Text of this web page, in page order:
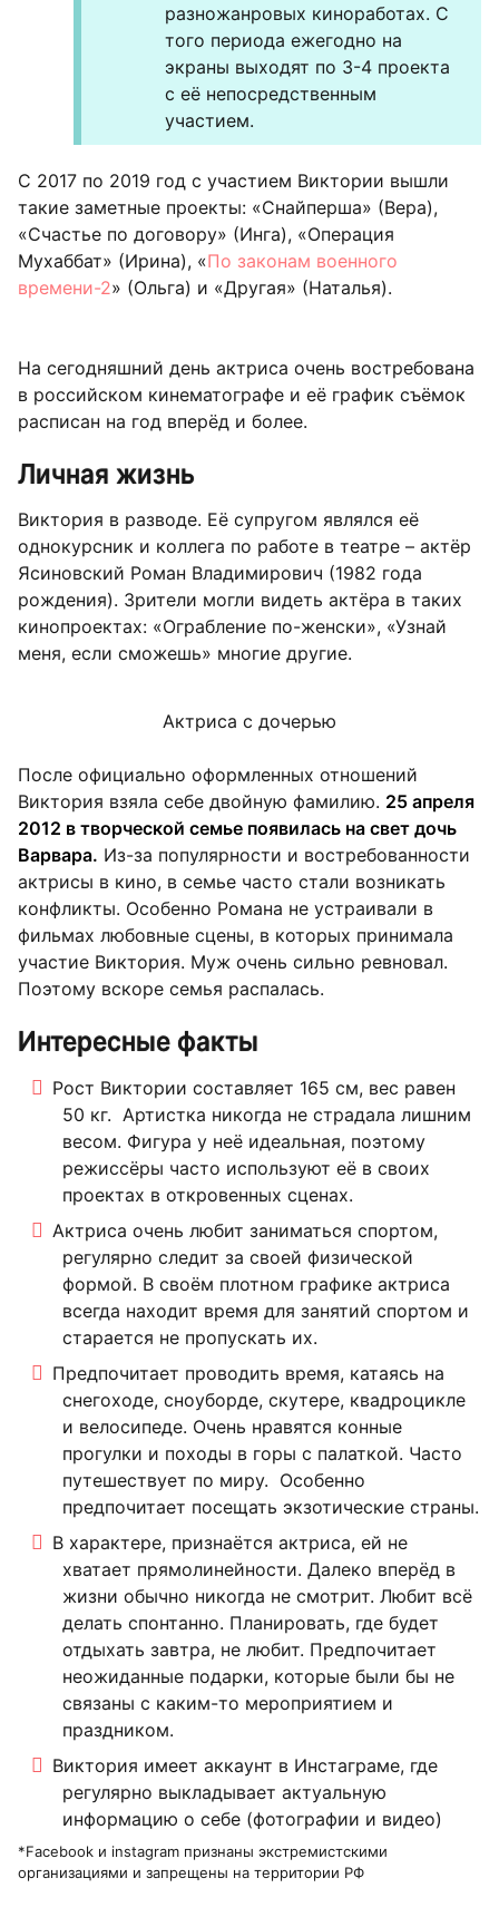
разножанровых киноработах. С
того периода ежегодно на
экраны выходят по 3-4 проекта
с её непосредственным
участием.
С 2017 по 2019 год с участием Виктории вышли
такие заметные проекты: «Снайперша» (Вера),
«Счастье по договору» (Инга), «Операция
Мухаббат» (Ирина), «По законам военного
времени-2» (Ольга) и «Другая» (Наталья).
На сегодняшний день актриса очень востребована
в российском кинематографе и её график съёмок
расписан на год вперёд и более.
Личная жизнь
Виктория в разводе. Её супругом являлся её
однокурсник и коллега по работе в театре – актёр
Ясиновский Роман Владимирович (1982 года
рождения). Зрители могли видеть актёра в таких
кинопроектах: «Ограбление по-женски», «Узнай
меня, если сможешь» многие другие.
Актриса с дочерью
После официально оформленных отношений
Виктория взяла себе двойную фамилию. 25 апреля
2012 в творческой семье появилась на свет дочь
Варвара. Из-за популярности и востребованности
актрисы в кино, в семье часто стали возникать
конфликты. Особенно Романа не устраивали в
фильмах любовные сцены, в которых принимала
участие Виктория. Муж очень сильно ревновал.
Поэтому вскоре семья распалась.
Интересные факты
Рост Виктории составляет 165 см, вес равен
50 кг. Артистка никогда не страдала лишним
весом. Фигура у неё идеальная, поэтому
режиссёры часто используют её в своих
проектах в откровенных сценах.
Актриса очень любит заниматься спортом,
регулярно следит за своей физической
формой. В своём плотном графике актриса
всегда находит время для занятий спортом и
старается не пропускать их.
Предпочитает проводить время, катаясь на
снегоходе, сноуборде, скутере, квадроцикле
и велосипеде. Очень нравятся конные
прогулки и походы в горы с палаткой. Часто
путешествует по миру. Особенно
предпочитает посещать экзотические страны.
В характере, признаётся актриса, ей не
хватает прямолинейности. Далеко вперёд в
жизни обычно никогда не смотрит. Любит всё
делать спонтанно. Планировать, где будет
отдыхать завтра, не любит. Предпочитает
неожиданные подарки, которые были бы не
связаны с каким-то мероприятием и
праздником.
Виктория имеет аккаунт в Инстаграме, где
регулярно выкладывает актуальную
информацию о себе (фотографии и видео)
*Facebook и instagram признаны экстремистскими
организациями и запрещены на территории РФ